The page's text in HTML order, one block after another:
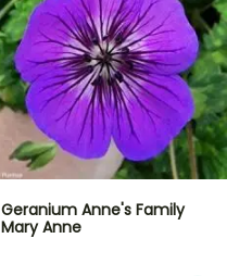
Geranium Anne's Family
Mary Anne